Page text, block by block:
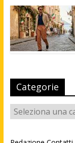
Categorie
Categorie